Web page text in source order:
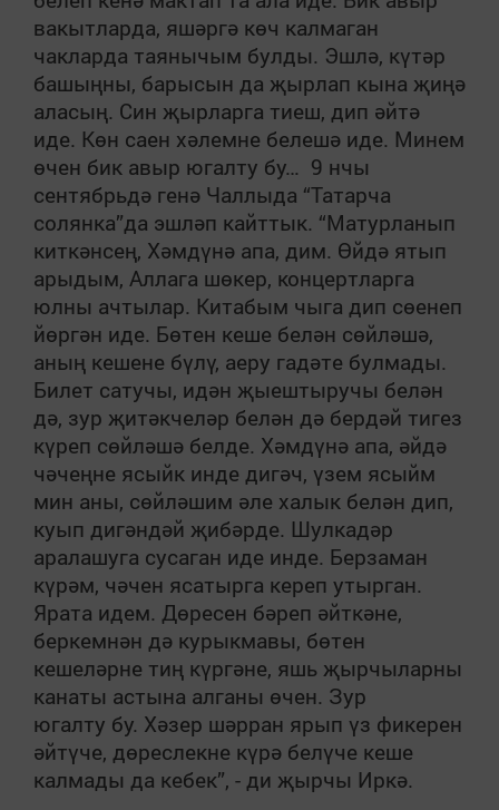
вакытларда, яшәргә көч калмаган
чакларда таянычым булды. Эшлә, күтәр
башыңны, барысын да җырлап кына җиңә
аласың. Син җырларга тиеш, дип әйтә
иде. Көн саен хәлемне белешә иде. Минем
өчен бик авыр югалту бу… 9 нчы
сентябрьдә генә Чаллыда “Татарча
солянка”да эшләп кайттык. “Матурланып
киткәнсең, Хәмдүнә апа, дим. Өйдә ятып
арыдым, Аллага шөкер, концертларга
юлны ачтылар. Китабым чыга дип сөенеп
йөргән иде. Бөтен кеше белән сөйләшә,
аның кешене бүлү, аеру гадәте булмады.
Билет сатучы, идән җыештыручы белән
дә, зур җитәкчеләр белән дә бердәй тигез
күреп сөйләшә белде. Хәмдүнә апа, әйдә
чәчеңне ясыйк инде дигәч, үзем ясыйм
мин аны, сөйләшим әле халык белән дип,
куып дигәндәй җибәрде. Шулкадәр
аралашуга сусаган иде инде. Берзаман
күрәм, чәчен ясатырга кереп утырган.
Ярата идем. Дөресен бәреп әйткәне,
беркемнән дә курыкмавы, бөтен
кешеләрне тиң күргәне, яшь җырчыларны
канаты астына алганы өчен. Зур
югалту бу. Хәзер шәрран ярып үз фикерен
әйтүче, дөреслекне күрә белүче кеше
калмады да кебек”, - ди җырчы Иркә.